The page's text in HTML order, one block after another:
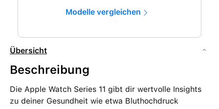
Modelle vergleichen
Übersicht
Beschreibung
Die Apple Watch Series 11 gibt dir wertvolle Insights
zu deiner Gesundheit wie etwa Bluthochdruck